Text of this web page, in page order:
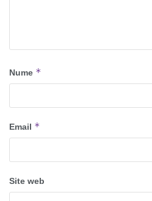
Nume *
Email *
Site web